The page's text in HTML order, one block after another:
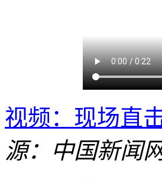
视频：现场直
源：中国新闻